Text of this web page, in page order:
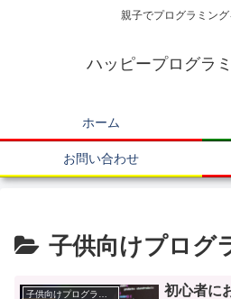
親子でプログラミング
ハッピープログラ
ホーム
お問い合わせ
子供向けプログ
初心者に